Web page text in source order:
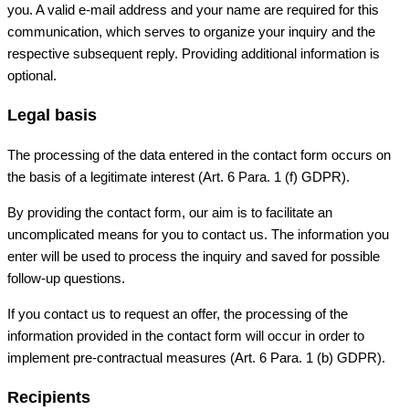
you. A valid e-mail address and your name are required for this
communication, which serves to organize your inquiry and the
respective subsequent reply. Providing additional information is
optional.
Legal basis
The processing of the data entered in the contact form occurs on
the basis of a legitimate interest (Art. 6 Para. 1 (f) GDPR).
By providing the contact form, our aim is to facilitate an
uncomplicated means for you to contact us. The information you
enter will be used to process the inquiry and saved for possible
follow-up questions.
If you contact us to request an offer, the processing of the
information provided in the contact form will occur in order to
implement pre-contractual measures (Art. 6 Para. 1 (b) GDPR).
Recipients